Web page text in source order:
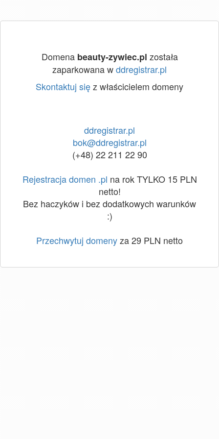
Domena beauty-zywiec.pl została
zaparkowana wddregistrar.pl
Skontaktuj sięz właścicielem domeny
ddregistrar.pl
bok@ddregistrar.pl
(+48) 22 211 22 90
Rejestracja domen .pl na rok TYLKO 15 PLN
netto!
Bez haczyków i bez dodatkowych warunków
:)
Przechwytuj domenyza 29 PLN netto